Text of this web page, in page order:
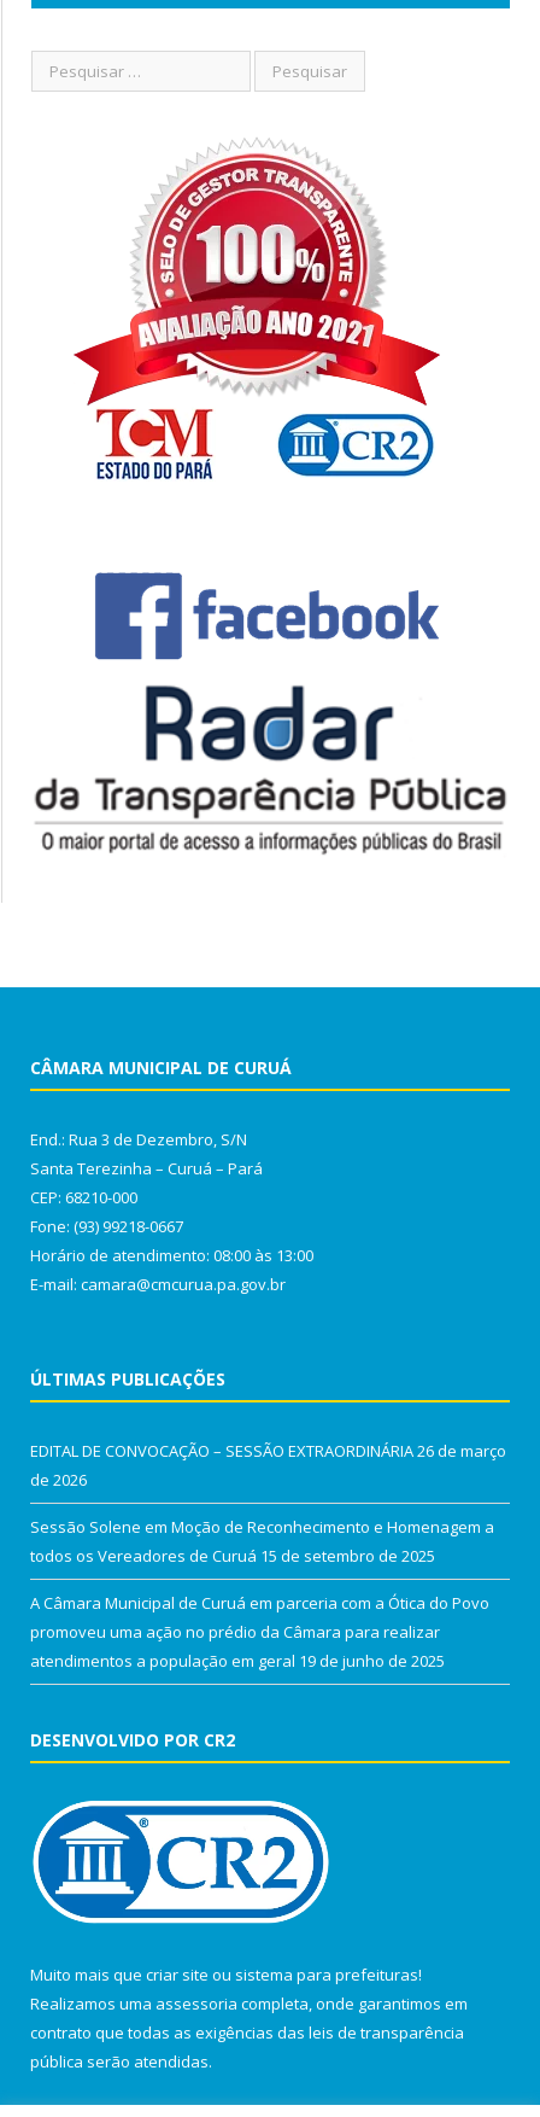
CÂMARA MUNICIPAL DE CURUÁ
End.: Rua 3 de Dezembro, S/N
Santa Terezinha – Curuá – Pará
CEP: 68210-000
Fone: (93) 99218-0667
Horário de atendimento: 08:00 às 13:00
E-mail: camara@cmcurua.pa.gov.br
ÚLTIMAS PUBLICAÇÕES
EDITAL DE CONVOCAÇÃO – SESSÃO EXTRAORDINÁRIA26 de março
de 2026
Sessão Solene em Moção de Reconhecimento e Homenagem a
todos os Vereadores de Curuá 15 de setembro de 2025
A Câmara Municipal de Curuá em parceria com a Ótica do Povo
promoveu uma ação no prédio da Câmara para realizar
atendimentos a população em geral 19 de junho de 2025
DESENVOLVIDO POR CR2
Muito mais que criar site ou sistema para prefeituras!
Realizamos uma assessoria completa, onde garantimos em
contrato que todas as exigências das leis de transparência
pública serão atendidas.